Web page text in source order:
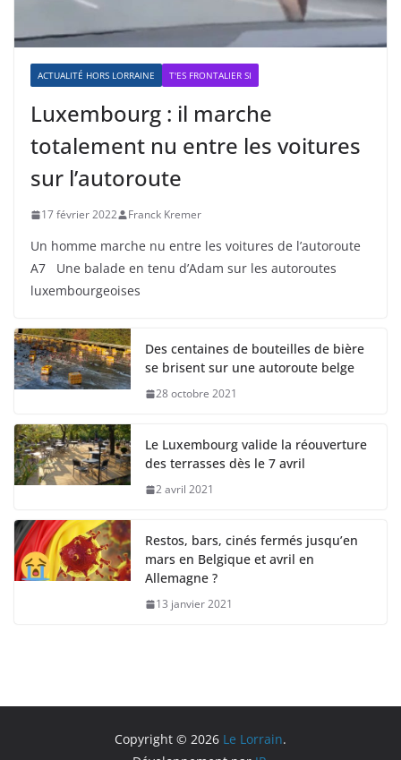
ACTUALITÉ HORS LORRAINE T'ES FRONTALIER SI
Luxembourg : il marche
totalement nu entre les voitures
sur l’autoroute
17 février 2022 Franck Kremer
Un homme marche nu entre les voitures de l’autoroute
A7 Une balade en tenu d’Adam sur les autoroutes
luxembourgeoises
Des centaines de bouteilles de bière
se brisent sur une autoroute belge
28 octobre 2021
Le Luxembourg valide la réouverture
des terrasses dès le 7 avril
2 avril 2021
Restos, bars, cinés fermés jusqu’en
mars en Belgique et avril en
Allemagne ?
13 janvier 2021
Copyright © 2026 Le Lorrain.